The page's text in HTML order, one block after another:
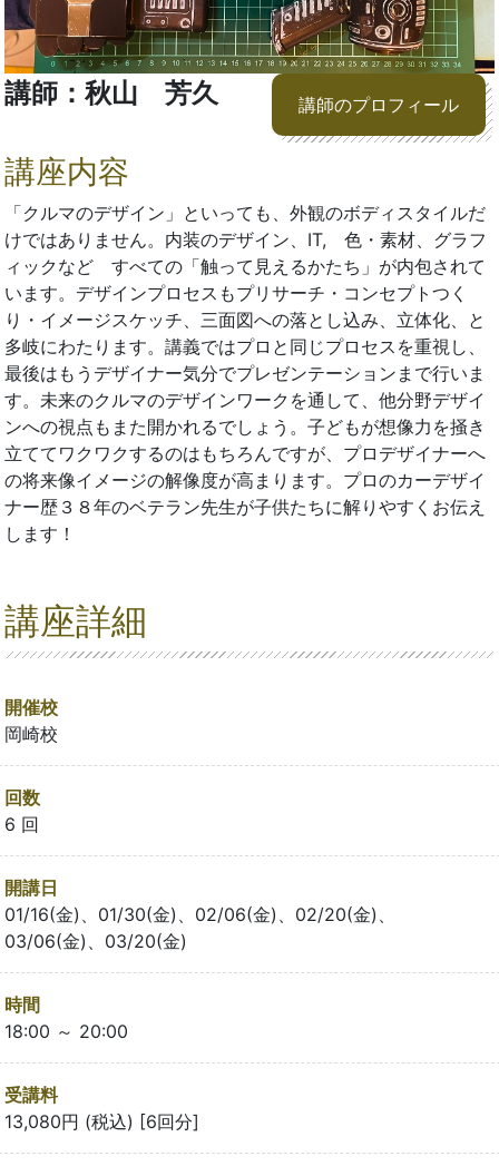
講師：秋山 芳久 講師のプロフィール
講座内容
「クルマのデザイン」といっても、外観のボディスタイルだ
けではありません。内装のデザイン、IT, 色・素材、グラフ
ィックなど すべての「触って見えるかたち」が内包されて
います。デザインプロセスもプリサーチ・コンセプトつく
り・イメージスケッチ、三面図への落とし込み、立体化、と
多岐にわたります。講義ではプロと同じプロセスを重視し、
最後はもうデザイナー気分でプレゼンテーションまで行いま
す。未来のクルマのデザインワークを通して、他分野デザイ
ンへの視点もまた開かれるでしょう。子どもが想像力を掻き
立ててワクワクするのはもちろんですが、プロデザイナーへ
の将来像イメージの解像度が高まります。プロのカーデザイ
ナー歴３８年のベテラン先生が子供たちに解りやすくお伝え
します！
講座詳細
開催校
岡崎校
回数
6 回
開講日
01/16(金)、01/30(金)、02/06(金)、02/20(金)、
03/06(金)、03/20(金)
時間
18:00 ～ 20:00
受講料
13,080円 (税込) [6回分]